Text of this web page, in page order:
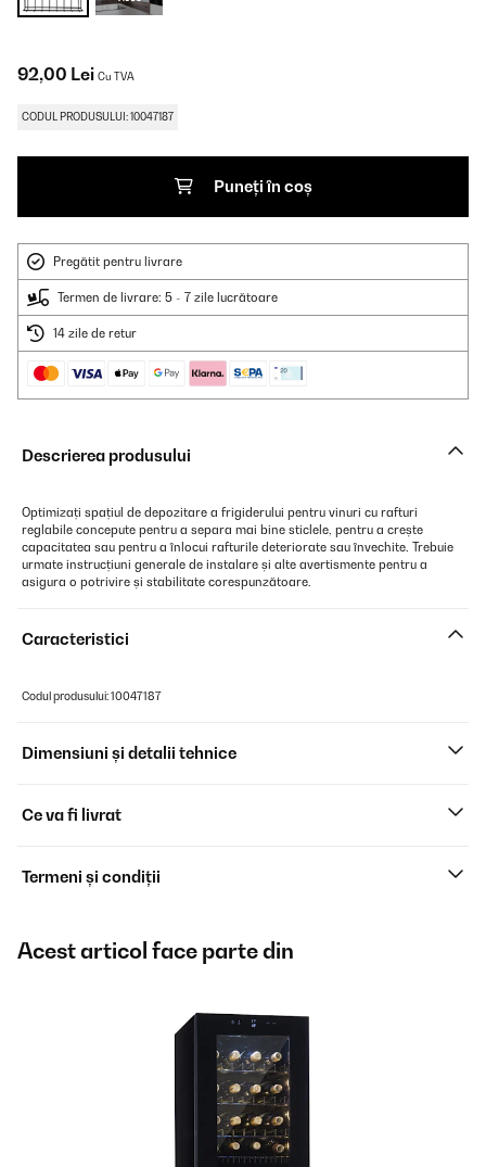
92,00 Lei Cu TVA
CODUL PRODUSULUI: 10047187
Puneți în coș
Pregătit pentru livrare
Termen de livrare: 5 - 7 zile lucrătoare
14 zile de retur
Descrierea produsului
Optimizați spațiul de depozitare a frigiderului pentru vinuri cu rafturi
reglabile concepute pentru a separa mai bine sticlele, pentru a crește
capacitatea sau pentru a înlocui rafturile deteriorate sau învechite. Trebuie
urmate instrucțiuni generale de instalare și alte avertismente pentru a
asigura o potrivire și stabilitate corespunzătoare.
Caracteristici
Codul produsului: 10047187
Dimensiuni și detalii tehnice
Ce va fi livrat
Termeni și condiții
Acest articol face parte din